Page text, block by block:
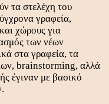
τα στελέχη του
γραφεία,
χώρους για
των νέων
στα γραφεία, τα
brainstorming, αλλά
έγιναν με βασικό